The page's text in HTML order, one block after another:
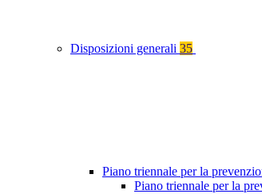
Disposizioni generali 35
Piano triennale per la
Piano triennale per la